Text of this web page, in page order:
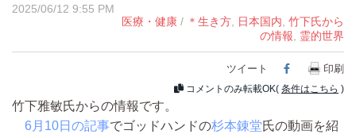
2025/06/12 9:55 PM
医療・健康 / ＊生き方, 日本国内, 竹下氏から
の情報, 霊的世界
ツイート Facebook
印刷
コメントのみ転載OK( 条件はこちら )
竹下雅敏氏からの情報です。
6月10日の記事でゴッドハンドの杉本錬堂氏の動画を紹